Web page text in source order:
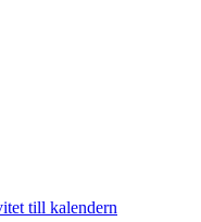
till kalendern